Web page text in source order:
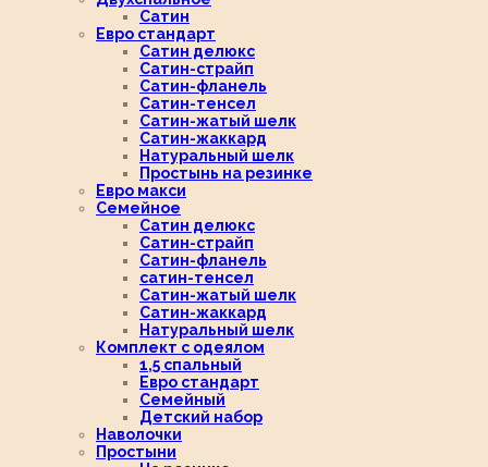
Сатин
Евро стандарт
Сатин делюкс
Сатин-страйп
Сатин-фланель
Сатин-тенсел
Сатин-жатый шелк
Сатин-жаккард
Натуральный шелк
Простынь на резинке
Евро макси
Семейное
Сатин делюкс
Сатин-страйп
Сатин-фланель
сатин-тенсел
Сатин-жатый шелк
Сатин-жаккард
Натуральный шелк
Комплект с одеялом
1,5 спальный
Евро стандарт
Семейный
Детский набор
Наволочки
Простыни